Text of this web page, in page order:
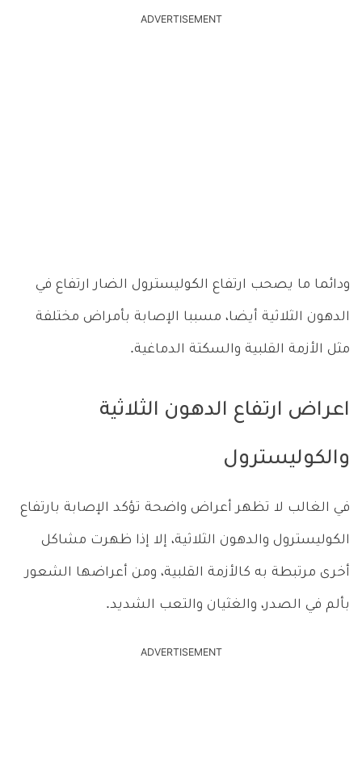
ADVERTISEMENT
ودائما ما يصحب ارتفاع الكوليسترول الضار ارتفاع في
الدهون الثلاثية أيضا، مسببا الإصابة بأمراض مختلفة
مثل الأزمة القلبية والسكتة الدماغية.
اعراض ارتفاع الدهون الثلاثية
والكوليسترول
في الغالب لا تظهر أعراض واضحة تؤكد الإصابة بارتفاع
الكوليسترول والدهون الثلاثية، إلا إذا ظهرت مشاكل
أخرى مرتبطة به كالأزمة القلبية، ومن أعراضها الشعور
بألم في الصدر، والغثيان والتعب الشديد.
ADVERTISEMENT